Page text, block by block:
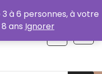
3 à 6 personnes, à votre
ans Ignorer